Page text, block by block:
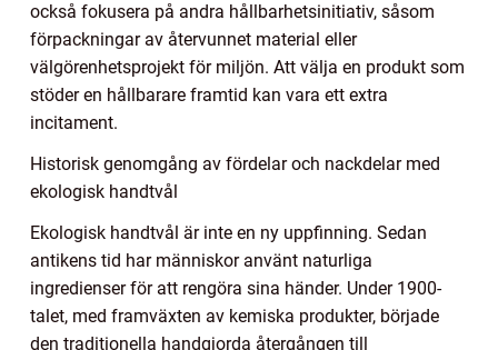
också fokusera på andra hållbarhetsinitiativ, såsom
förpackningar av återvunnet material eller
välgörenhetsprojekt för miljön. Att välja en produkt som
stöder en hållbarare framtid kan vara ett extra
incitament.
Historisk genomgång av fördelar och nackdelar med
ekologisk handtvål
Ekologisk handtvål är inte en ny uppfinning. Sedan
antikens tid har människor använt naturliga
ingredienser för att rengöra sina händer. Under 1900-
talet, med framväxten av kemiska produkter, började
den traditionella handgjorda återgången till